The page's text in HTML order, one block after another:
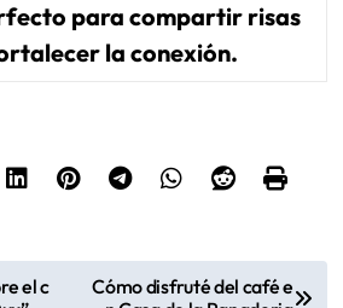
para compartir risas
la conexión.
el c
Cómo disfruté del café e